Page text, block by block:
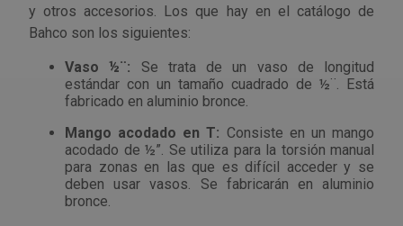
y otros accesorios. Los que hay en el catálogo de
Bahco son los siguientes:
Vaso ½¨: Se trata de un vaso de longitud
estándar con un tamaño cuadrado de ½¨. Está
fabricado en aluminio bronce.
Mango acodado en T: Consiste en un mango
acodado de ½”. Se utiliza para la torsión manual
para zonas en las que es difícil acceder y se
deben usar vasos. Se fabricarán en aluminio
bronce.